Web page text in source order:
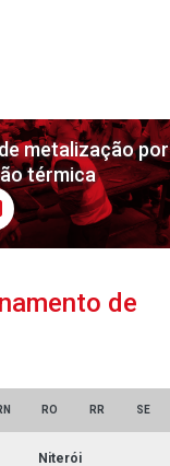
metalização por
térmica
de
RO RR SE
Niterói